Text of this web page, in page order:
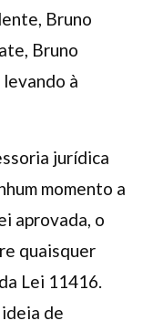
Bruno
Bruno
à
jurídica
momento a
aprovada, o
quaisquer
Lei 11416.
de